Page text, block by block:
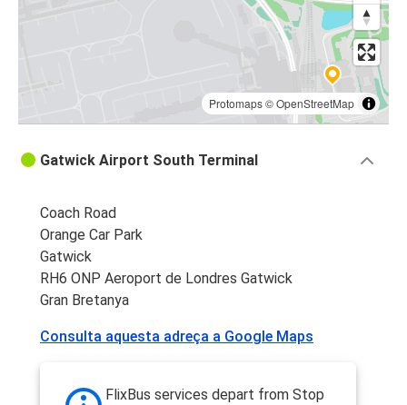
Protomaps©OpenStreetMap
Gatwick Airport South Terminal
Coach Road
Orange Car Park
Gatwick
RH6 ONP Aeroport de Londres Gatwick
Gran Bretanya
Consulta aquesta adreça a Google Maps
FlixBus services depart from Stop